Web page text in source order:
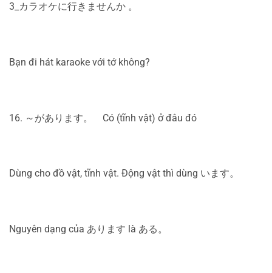
3_カラオケに行きませんか 。
Bạn đi hát karaoke với tớ không?
16. ～があります。 Có (tĩnh vật) ở đâu đó
Dùng cho đồ vật, tĩnh vật. Động vật thì dùng います。
Nguyên dạng của あります là ある。